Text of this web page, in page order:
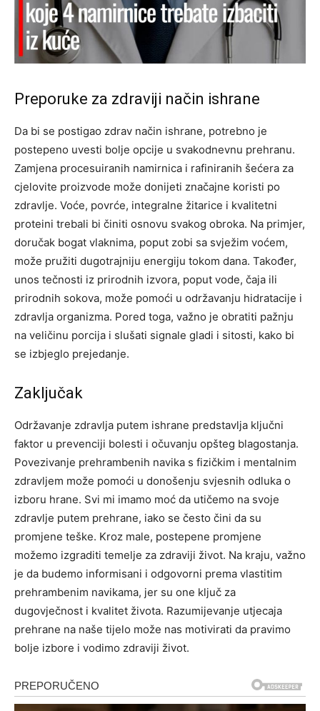
Preporuke za zdraviji način ishrane
Da bi se postigao zdrav način ishrane, potrebno je
postepeno uvesti bolje opcije u svakodnevnu prehranu.
Zamjena procesuiranih namirnica i rafiniranih šećera za
cjelovite proizvode može donijeti značajne koristi po
zdravlje. Voće, povrće, integralne žitarice i kvalitetni
proteini trebali bi činiti osnovu svakog obroka. Na primjer,
doručak bogat vlaknima, poput zobi sa svježim voćem,
može pružiti dugotrajniju energiju tokom dana. Također,
unos tečnosti iz prirodnih izvora, poput vode, čaja ili
prirodnih sokova, može pomoći u održavanju hidratacije i
zdravlja organizma. Pored toga, važno je obratiti pažnju
na veličinu porcija i slušati signale gladi i sitosti, kako bi
se izbjeglo prejedanje.
Zaključak
Održavanje zdravlja putem ishrane predstavlja ključni
faktor u prevenciji bolesti i očuvanju opšteg blagostanja.
Povezivanje prehrambenih navika s fizičkim i mentalnim
zdravljem može pomoći u donošenju svjesnih odluka o
izboru hrane. Svi mi imamo moć da utičemo na svoje
zdravlje putem prehrane, iako se često čini da su
promjene teške. Kroz male, postepene promjene
možemo izgraditi temelje za zdraviji život. Na kraju, važno
je da budemo informisani i odgovorni prema vlastitim
prehrambenim navikama, jer su one ključ za
dugovječnost i kvalitet života. Razumijevanje utjecaja
prehrane na naše tijelo može nas motivirati da pravimo
bolje izbore i vodimo zdraviji život.